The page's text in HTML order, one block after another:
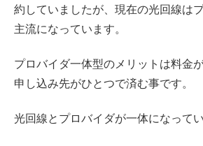
約していましたが、現在の光回線は
主流になっています。
プロバイダ一体型のメリットは料金
申し込み先がひとつで済む事です。
光回線とプロバイダが一体になって